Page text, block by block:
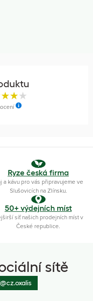
Ryze česká firma
a kávu pro vás připravujeme ve
Slušovicích na Zlínsku.
50+ výdejních míst
síť našich prodejních míst v
České republice.
sítě
@cz.oxalis